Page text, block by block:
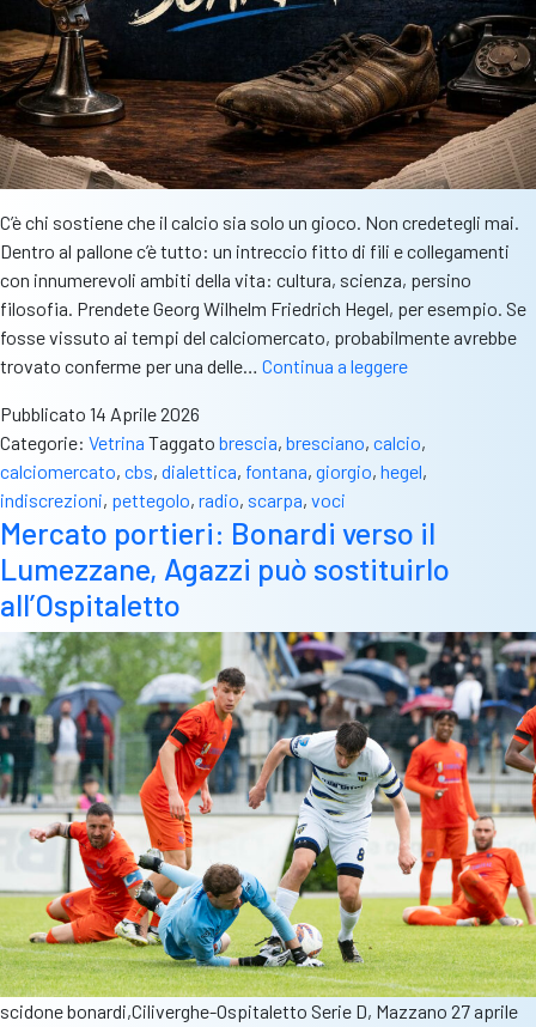
C’è chi sostiene che il calcio sia solo un gioco. Non credetegli mai.
Dentro al pallone c’è tutto: un intreccio fitto di fili e collegamenti
con innumerevoli ambiti della vita: cultura, scienza, persino
filosofia. Prendete Georg Wilhelm Friedrich Hegel, per esempio. Se
fosse vissuto ai tempi del calciomercato, probabilmente avrebbe
trovato conferme per una delle… Continua a leggereHegel,
e
il
Il
cortocircuito
Radio
Scarpa
Pubblicato 14 Aprile 2026
Categorie: Vetrina Taggato brescia, bresciano, calcio,
calciomercato, cbs, dialettica, fontana, giorgio, hegel,
indiscrezioni, pettegolo, radio, scarpa, voci
Mercato portieri: Bonardi verso il
Lumezzane, Agazzi può sostituirlo
all’Ospitaletto
scidone bonardi,Ciliverghe-Ospitaletto Serie D, Mazzano 27 aprile